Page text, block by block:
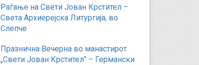
Раѓање на Свети Јован Крстител –
Света Архиерејска Литургија, во
Слепче
Празнична Вечерна во манастирот
„Свети Јован Крстител“ – Германски